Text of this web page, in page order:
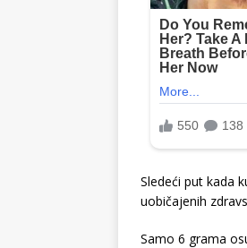
Sledeći put kada
uobičajenih
Samo 6 grama